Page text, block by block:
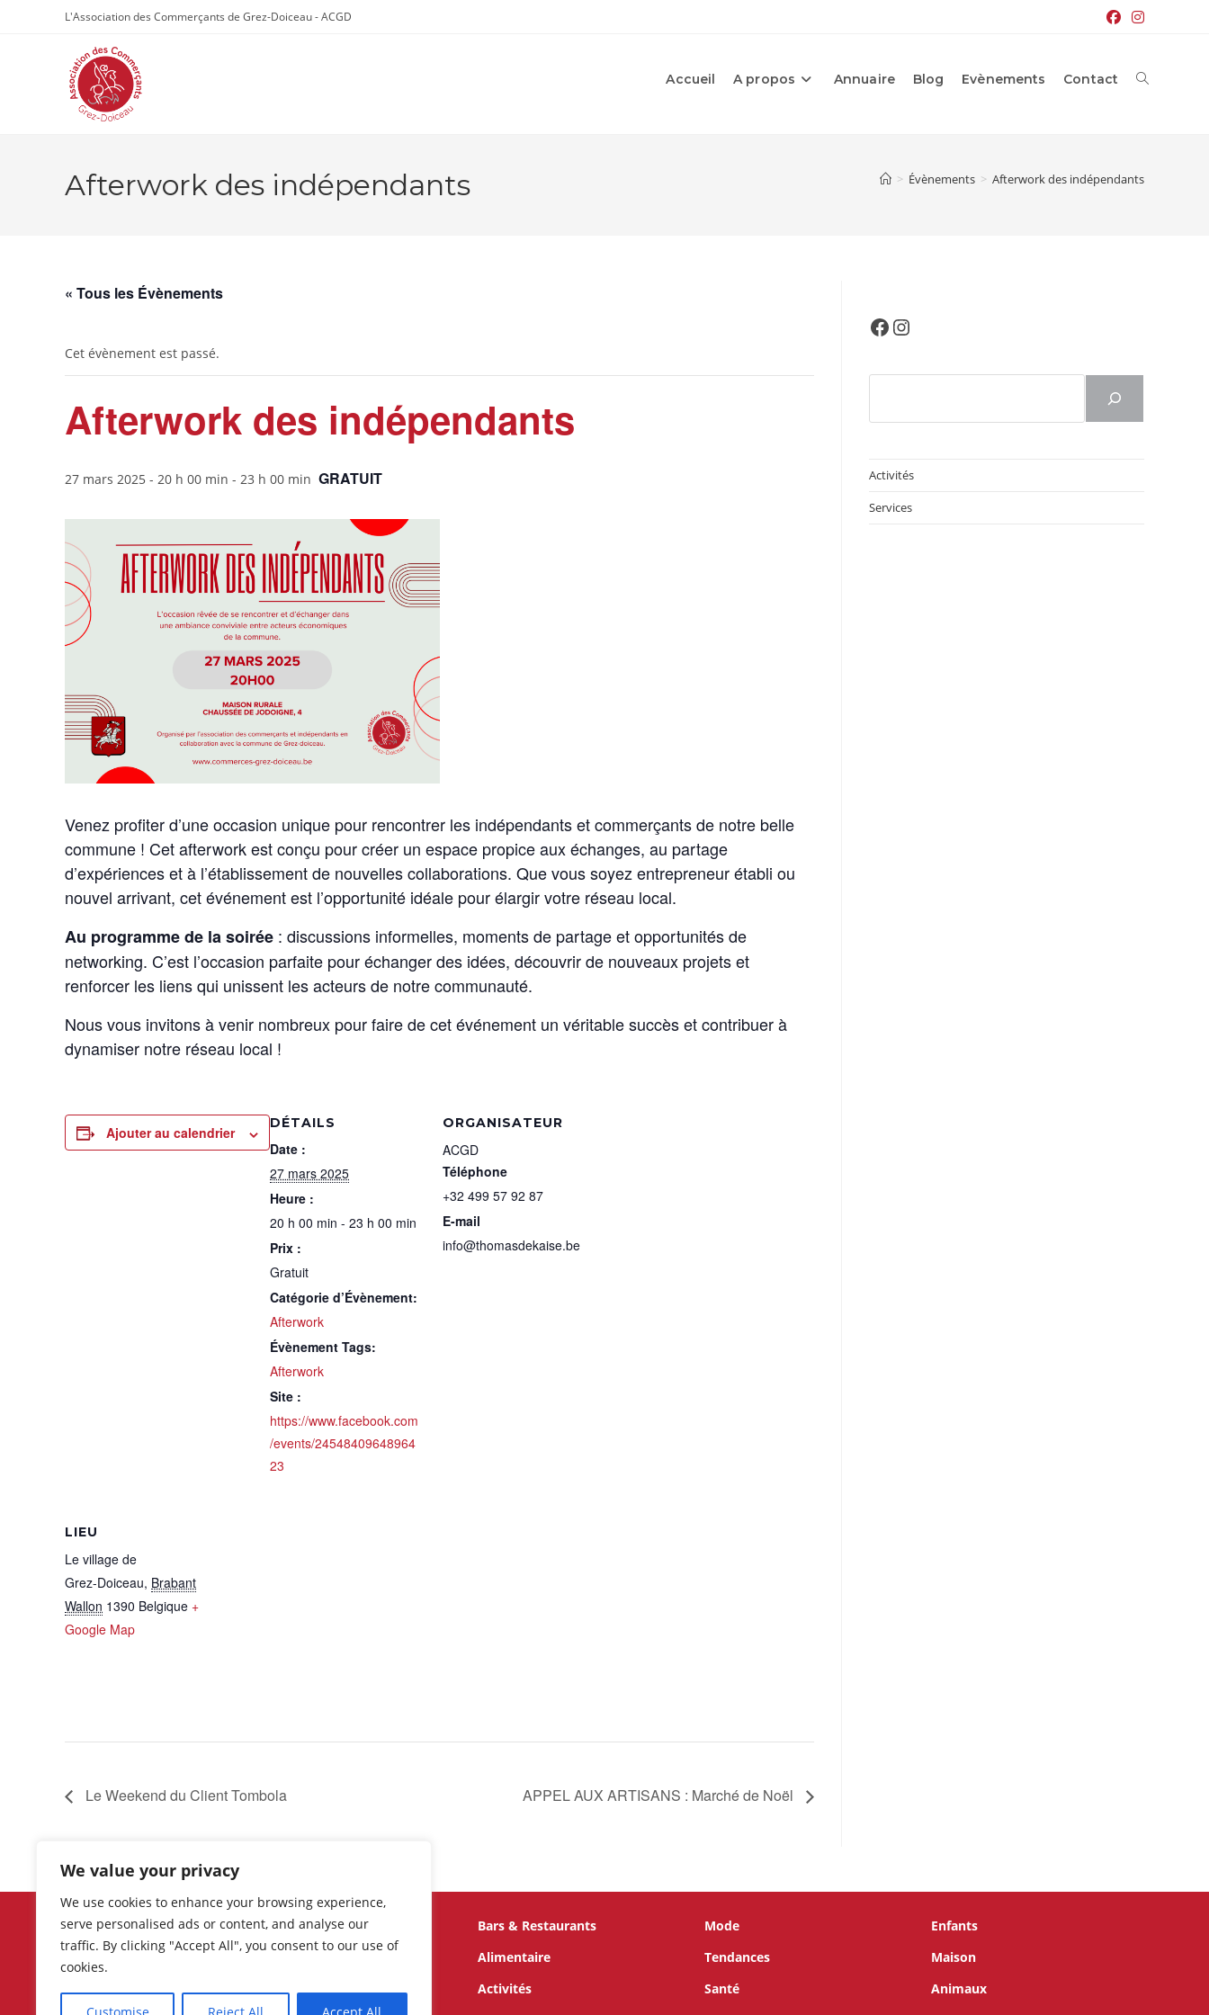
We value your privacy
We use cookies to enhance your browsing experience,
serve personalised ads or content, and analyse our
traffic. By clicking "Accept All", you consent to our use of
cookies.
L'Association des Commerçants de Grez-Doiceau - ACGD
Accueil A propos Annuaire Blog Evènements Contact Toggle
Afterwork des indépendants > Évènements > Afterwork des indépendants
« Tous les Évènements
Cet évènement est passé.
Afterwork des indépendants
27 mars 2025 - 20 h 00 min - 23 h 00 min GRATUIT
Venez profiter d’une occasion unique pour rencontrer les indépendants et commerçants de notre belle
commune ! Cet afterwork est conçu pour créer un espace propice aux échanges, au partage
d’expériences et à l’établissement de nouvelles collaborations. Que vous soyez entrepreneur établi ou
nouvel arrivant, cet événement est l’opportunité idéale pour élargir votre réseau local.
Au programme de la soirée : discussions informelles, moments de partage et opportunités de
networking. C’est l’occasion parfaite pour échanger des idées, découvrir de nouveaux projets et
renforcer les liens qui unissent les acteurs de notre communauté.
Nous vous invitons à venir nombreux pour faire de cet événement un véritable succès et contribuer à
dynamiser notre réseau local !
Ajouter au calendrier
DÉTAILS
Date :
27 mars 2025
Heure :
20 h 00 min - 23 h 00 min
Prix :
Gratuit
Catégorie d’Évènement:
Afterwork
Évènement Tags:
Afterwork
Site :
https://www.facebook.com
/events/24548409648964
23
ORGANISATEUR
ACGD
Téléphone
+32 499 57 92 87
E-mail
info@thomasdekaise.be
LIEU
Le village de
Grez-Doiceau, Brabant
Wallon 1390 Belgique +
Google Map
Le Weekend du Client Tombola APPEL AUX ARTISANS : Marché de Noël
FacebookInstagram
Activités
Services
Découvrez les événements et
promotions récents, ainsi que la liste
complète des commerces, boutiques,
dynamiques de Grez-Doiceau.
Bars & Restaurants
Alimentaire
Activités
Mode
Tendances
Santé
Enfants
Maison
Animaux